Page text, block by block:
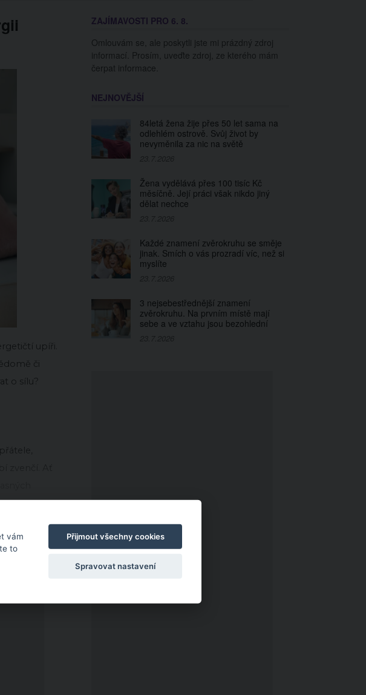
upíři.
či
o sílu?
ZAJÍMAVOSTI PRO 6. 8.
Omlouvám se, ale poskytli jste mi prázdný zdroj
informací. Prosím, uveďte zdroj, ze kterého mám
čerpat informace.
NEJNOVĚJŠÍ
84letá žena žije přes 50 let sama na
odlehlém ostrově. Svůj život by
nevyměnila za nic na světě
Žena vydělává přes 100 tisíc Kč
měsíčně. Její práci však nikdo jiný
dělat nechce
Každé znamení zvěrokruhu se směje
jinak. Smích o vás prozradí víc, než si
myslíte
3 nejsebestřednější znamení
zvěrokruhu. Na prvním místě mají
sebe a ve vztahu jsou bezohlední
vám
to
Přijmout všechny cookies
Spravovat nastavení